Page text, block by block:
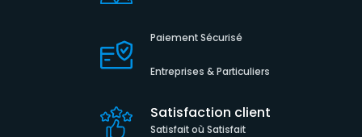
Paiement Sécurisé
Entreprises & Particuliers
Satisfaction client
Satisfait où Satisfait